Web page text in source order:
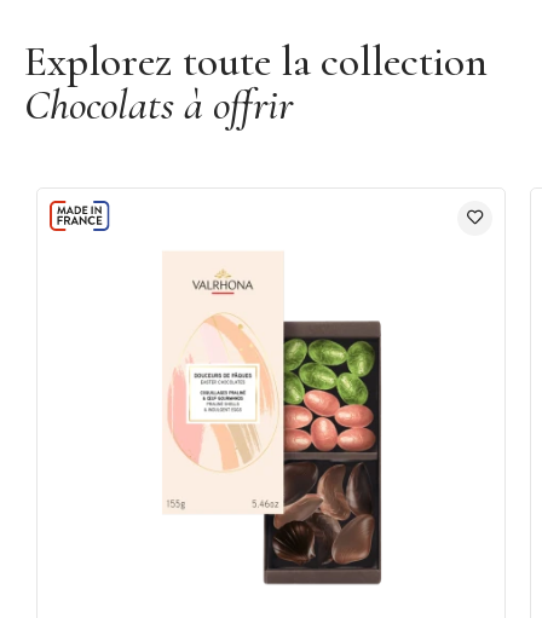
Caractéristiques des papillotes :
Mini papillotes
Emballée individuellement
Environ 250 papillotes
Type de chocolat : chocolat au lait
Saveur : praliné feuilleté
Ingrédients : Praliné 28% (sucre, amandes, noisettes), sucre,
beurre de cacao, lait entier en poudre, pâte de cacao, éclats
de crêpe croustillante 4% (farine de blé, sucre, beurre
concentré (lait), huile de tournesol, lait en poudre écrémé,
malt d'orge, sel), lait en poudre écrémé, huile de tournesol,
graisse végétale (karité), cacao maigre en poudre1,
lactosérum en poudre (lait), beurre concentré (lait),
émulsifiant : lécithines.
Allergènes : amandes, noisettes, lait, blé, orge, peut contenir
des traces d'arachide, soja, autres fruits à coque et œuf
Conservation : entre 15 et 18°C, dans un endroit sec à l'abri
de l'humidité et de la lumière
Explorez toute la collection
Chocolats à offrir